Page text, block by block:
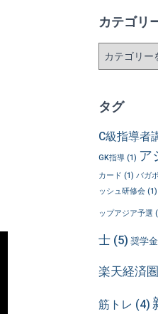
カテゴリ
ー
タグ
C級指導者
GK指導(1) ア
カード (1) バガ
ッシュ研修会(1)
ップアジア予選
士(5) 奨学金
楽天経済圏
筋トレ (4)